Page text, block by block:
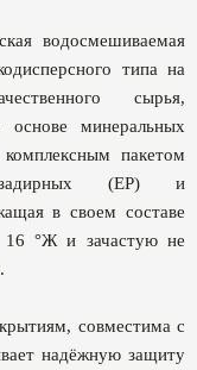
водосмешиваемая
типа на
сырья,
основе минеральных
пакетом
(EP) и
в своем составе
°Ж и зачастую не
совместима с
надёжную защиту